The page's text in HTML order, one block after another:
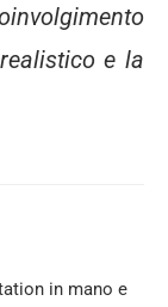
e la
in mano e